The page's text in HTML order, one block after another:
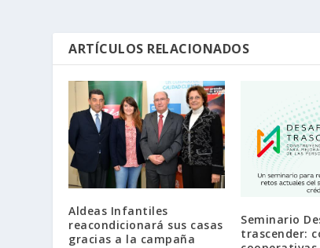
ARTÍCULOS RELACIONADOS
Aldeas Infantiles
reacondicionará sus casas
gracias a la campaña
Seminario
trascender: